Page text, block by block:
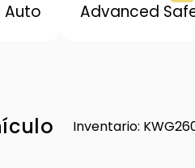
Auto Advanced
Inventario: